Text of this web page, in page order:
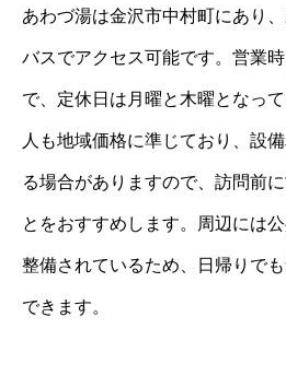
あわづ湯は金沢市中村町にあり
バスでアクセス可能です。営業
で、定休日は月曜と木曜となっ
人も地域価格に準じており、設
る場合がありますので、訪問前
とをおすすめします。周辺には
整備されているため、日帰りで
できます。